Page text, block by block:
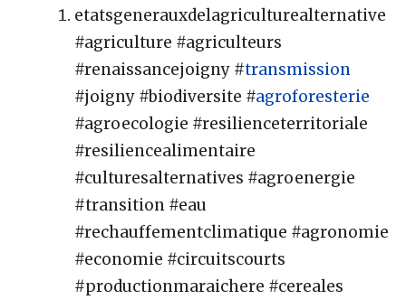
etatsgenerauxdelagriculturealternative
#agriculture #agriculteurs
#renaissancejoigny #transmission
#joigny #biodiversite #agroforesterie
#agroecologie #resilienceterritoriale
#resiliencealimentaire
#culturesalternatives #agroenergie
#transition #eau
#rechauffementclimatique #agronomie
#economie #circuitscourts
#productionmaraichere #cereales